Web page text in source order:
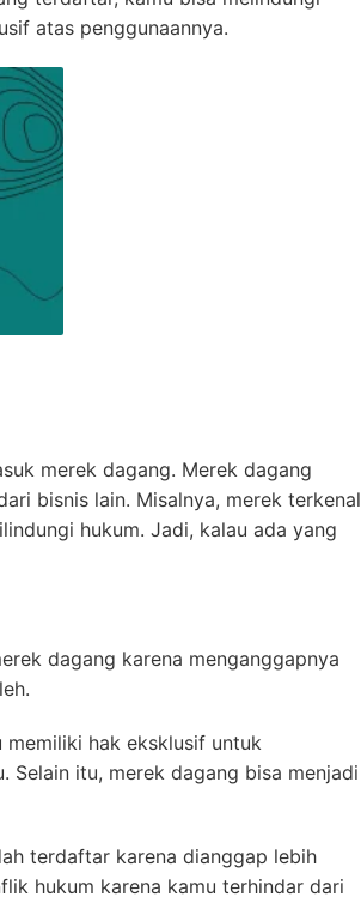
atas penggunaannya.
merek dagang. Merek dagang
bisnis lain. Misalnya, merek terkenal
hukum. Jadi, kalau ada yang
dagang karena menganggapnya
hak eksklusif untuk
Selain itu, merek dagang bisa menjadi
terdaftar karena dianggap lebih
hukum karena kamu terhindar dari